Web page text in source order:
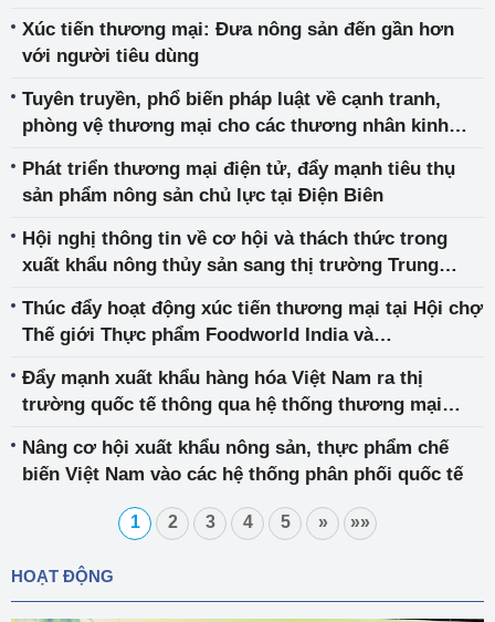
Xúc tiến thương mại: Đưa nông sản đến gần hơn
với người tiêu dùng
Tuyên truyền, phổ biến pháp luật về cạnh tranh,
phòng vệ thương mại cho các thương nhân kinh
Phát triển thương mại điện tử, đẩy mạnh tiêu thụ
sản phẩm nông sản chủ lực tại Điện Biên
Hội nghị thông tin về cơ hội và thách thức trong
xuất khẩu nông thủy sản sang thị trường Trung
Thúc đẩy hoạt động xúc tiến thương mại tại Hội chợ
Thế giới Thực phẩm Foodworld India và
Đẩy mạnh xuất khẩu hàng hóa Việt Nam ra thị
trường quốc tế thông qua hệ thống thương mại
Nâng cơ hội xuất khẩu nông sản, thực phẩm chế
biến Việt Nam vào các hệ thống phân phối quốc tế
1 2 3 4 5 » »»
HOẠT ĐỘNG